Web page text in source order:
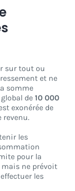
sur tout ou
et ne
somme
de 10 000
exonérée de
revenu.
les
pour la
mais ne prévoit
les